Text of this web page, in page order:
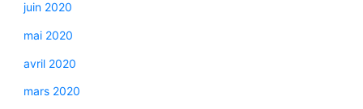
juin 2020
mai 2020
avril 2020
mars 2020